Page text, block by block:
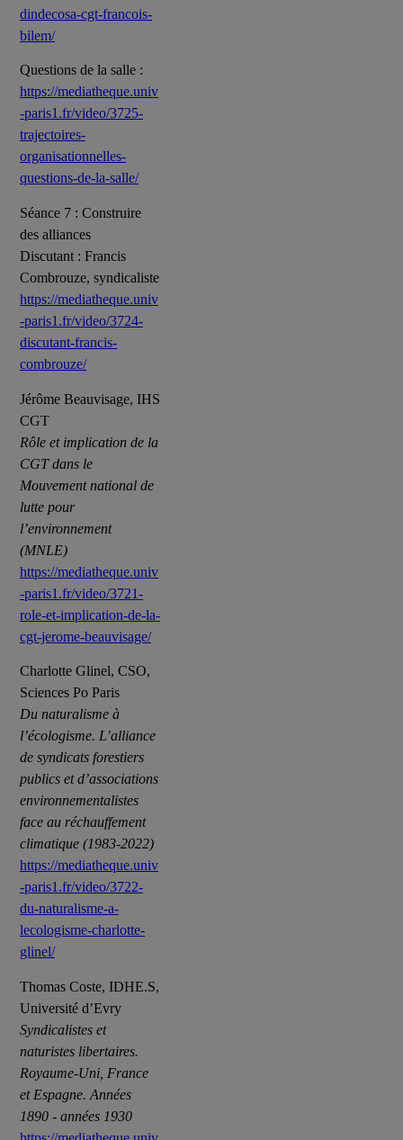
dindecosa-cgt-francois-
bilem/
Questions de la salle :
https://mediatheque.univ
-paris1.fr/video/3725-
trajectoires-
organisationnelles-
questions-de-la-salle/
Séance 7 : Construire
des alliances
Discutant : Francis
Combrouze, syndicaliste
https://mediatheque.univ
-paris1.fr/video/3724-
discutant-francis-
combrouze/
Jérôme Beauvisage, IHS
CGT
Rôle et implication de la
CGT dans le
Mouvement national de
lutte pour
l’environnement
(MNLE)
https://mediatheque.univ
-paris1.fr/video/3721-
role-et-implication-de-la-
cgt-jerome-beauvisage/
Charlotte Glinel, CSO,
Sciences Po Paris
Du naturalisme à
l’écologisme. L’alliance
de syndicats forestiers
publics et d’associations
environnementalistes
face au réchauffement
climatique (1983-2022)
https://mediatheque.univ
-paris1.fr/video/3722-
du-naturalisme-a-
lecologisme-charlotte-
glinel/
Thomas Coste, IDHE.S,
Université d’Evry
Syndicalistes et
naturistes libertaires.
Royaume-Uni, France
et Espagne. Années
1890 - années 1930